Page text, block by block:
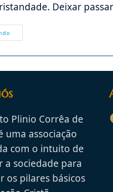
Deixar
Marcha
Satã
Quer
Demônio
Colégios
E
As
Crianças
Plinio Corrêa de
uma associação
com o intuito de
a sociedade para
os pilares básicos